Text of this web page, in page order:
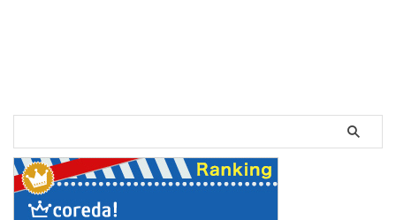
上だ。自分より収入が劣るあなた
は価値がない。」 とマウンティ
ングしたとします。 一見、Aさん
は自身の収入に対し自信がある ...
スポーツができて、走るのも泳ぐ
のも速いしスキーもなんでもでき
て、勉強もよくできたそうです。